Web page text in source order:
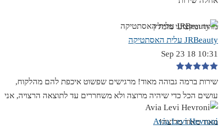
מהיר ומקצועי מומלץ
JRBeauty עלית האסתטיקה
10:31 18 Sep 23
שירות ברמה גבוהה מאוד! מרגישים שפשוט איכפת להם מהלקוח,
עושים הכל כדי שיהיה מרוצה ולא משחררים עד לתוצאה הרצויה, אני
מאוד מאוד מרוצה!
Avia Levi Hevroni